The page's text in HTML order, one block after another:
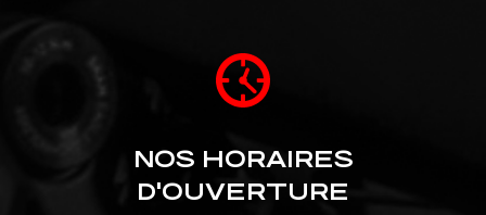
NOS HORAIRES
D'OUVERTURE